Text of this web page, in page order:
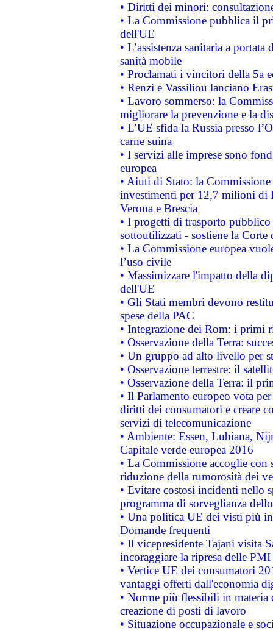
• Diritti dei minori:
• La Commissione pubblica il
dell'UE
• L’assistenza sanitaria a
sanità mobile
• Proclamati i vincitori della 5a
• Renzi e Vassiliou lanciano
• Lavoro sommerso: la
migliorare la prevenzione e la
• L’UE sfida la Russia presso
carne suina
• I servizi alle imprese sono
europea
• Aiuti di Stato: la
investimenti per 12,7 milioni di
Verona e Brescia
• I progetti di trasporto
sottoutilizzati - sostiene la Corte
• La Commissione europea
l’uso civile
• Massimizzare l'impatto della
dell'UE
• Gli Stati membri devono
spese della PAC
• Integrazione dei Rom: i primi
• Osservazione della Terra:
• Un gruppo ad alto livello per
• Osservazione terrestre: il
• Osservazione della Terra: il
• Il Parlamento europeo vota
diritti dei consumatori e creare
servizi di telecomunicazione
• Ambiente: Essen, Lubiana,
Capitale verde europea 2016
• La Commissione accoglie
riduzione della rumorosità dei
• Evitare costosi incidenti nello
programma di sorveglianza
• Una politica UE dei visti più
Domande frequenti
• Il vicepresidente Tajani visita
incoraggiare la ripresa delle
• Vertice UE dei consumatori
vantaggi offerti dall'economia
• Norme più flessibili in materia
creazione di posti di lavoro
• Situazione occupazionale e